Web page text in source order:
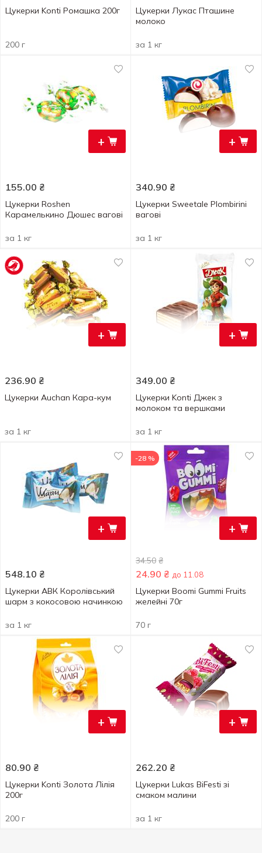
Цукерки Konti Ромашка 200г
200 г
Цукерки Лукас Пташине
молоко
за 1 кг
+
155.00 ₴
Цукерки Roshen
Карамелькино Дюшес вагові
за 1 кг
+
340.90 ₴
Цукерки Sweetale Plombirini
вагові
за 1 кг
+
236.90 ₴
Цукерки Auchan Кара-кум
за 1 кг
+
349.00 ₴
Цукерки Konti Джек з
молоком та вершками
за 1 кг
+
548.10 ₴
Цукерки АВК Королівський
шарм з кокосовою начинкою
за 1 кг
+
-28 %
34.50 ₴
24.90 ₴ до 11.08
Цукерки Boomi Gummi Fruits
желейні 70г
70 г
+
80.90 ₴
Цукерки Konti Золота Лілія
200г
200 г
+
262.20 ₴
Цукерки Lukas BiFesti зі
смаком малини
за 1 кг